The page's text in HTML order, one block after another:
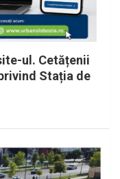
ul. Cetățenii
Stația de